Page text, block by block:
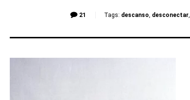
21 Tags: descanso, desconectar,